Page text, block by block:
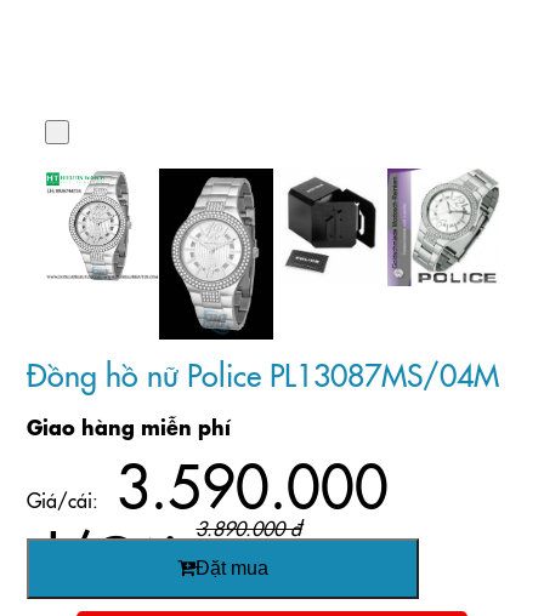
Đồng hồ nữ Police PL13087MS/04M
Giao hàng miễn phí
Giá/cái: 3.590.000
đ/Cái 3.890.000 đ
Đặt mua